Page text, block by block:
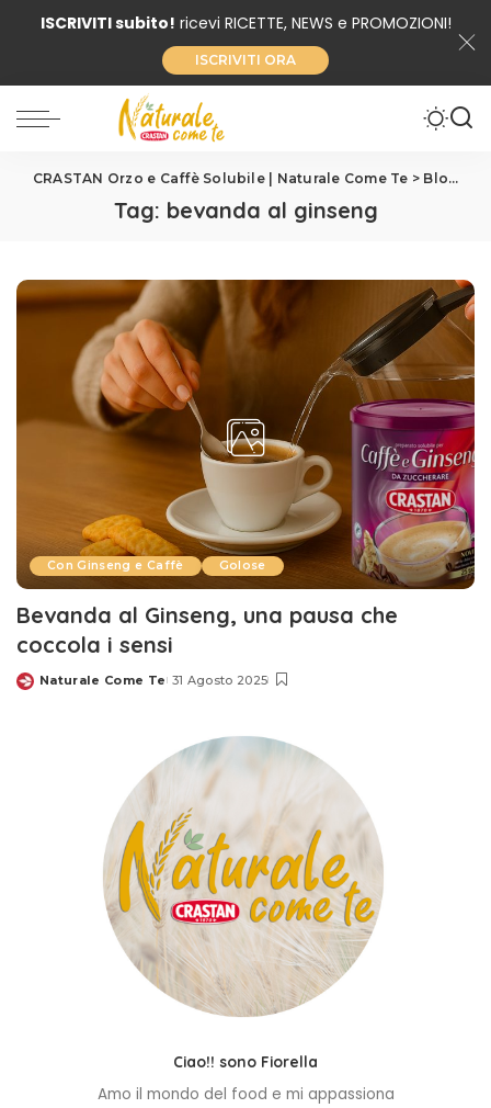
ISCRIVITI subito! ricevi RICETTE, NEWS e PROMOZIONI!
ISCRIVITI ORA
CRASTAN Orzo e Caffè Solubile | Naturale Come Te > Blog
Tag: bevanda al ginseng
Con Ginseng e Caffè Golose
Bevanda al Ginseng, una pausa che
coccola i sensi
Posted
Naturale Come Te 31 Agosto 2025
Ciao!! sono Fiorella
Amo il mondo del food e mi appassiona